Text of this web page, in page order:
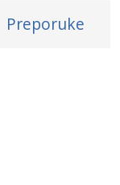
Preporuke